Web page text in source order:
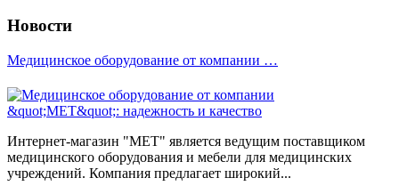
Новости
Медицинское оборудование от компании …
Интернет-магазин "МЕТ" является ведущим поставщиком
медицинского оборудования и мебели для медицинских
учреждений. Компания предлагает широкий...